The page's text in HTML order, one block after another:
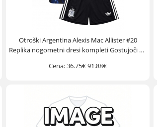
Otroški Argentina Alexis Mac Allister #20
Replika nogometni dresi kompleti Gostujoči SP
Cena:36.75€91.88€